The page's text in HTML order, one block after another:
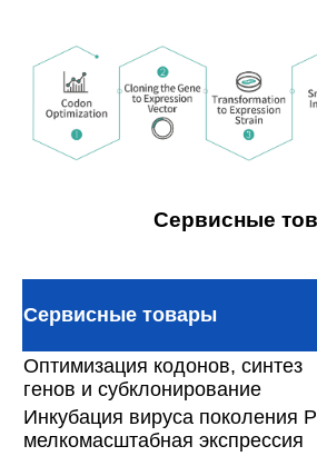
Сервисные
Сервисные товары
Оптимизация кодонов, синтез
генов и субклонирование
Инкубация вируса поколения
мелкомасштабная экспрессия